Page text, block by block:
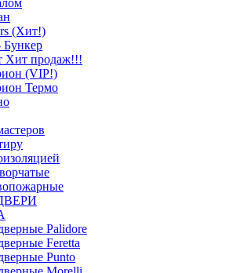
(Хит!)
Бункер
Хит продаж!!!
(VIP!)
Термо
Palidore
Feretta
Punto